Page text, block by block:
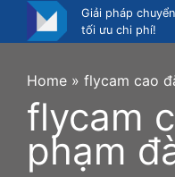
Giải pháp
tối ưu chi phí!
Home » flycam cao
flycam
phạm